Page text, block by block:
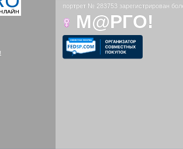
портрет № 283753 зарегистрирован
М@РГО!